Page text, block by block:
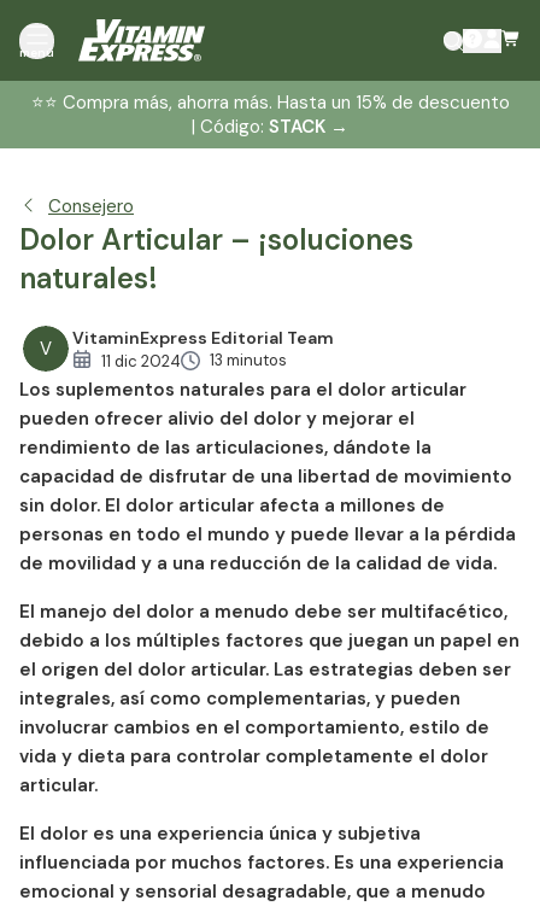
menú
⭐️⭐️ Compra más, ahorra más. Hasta un 15% de descuento
| Código: STACK →
Consejero
Dolor Articular – ¡soluciones
naturales!
V VitaminExpress Editorial Team
11 dic 2024 13 minutos
Los suplementos naturales para el dolor articular
pueden ofrecer alivio del dolor y mejorar el
rendimiento de las articulaciones, dándote la
capacidad de disfrutar de una libertad de movimiento
sin dolor. El dolor articular afecta a millones de
personas en todo el mundo y puede llevar a la pérdida
de movilidad y a una reducción de la calidad de vida.
El manejo del dolor a menudo debe ser multifacético,
debido a los múltiples factores que juegan un papel en
el origen del dolor articular. Las estrategias deben ser
integrales, así como complementarias, y pueden
involucrar cambios en el comportamiento, estilo de
vida y dieta para controlar completamente el dolor
articular.
El dolor es una experiencia única y subjetiva
influenciada por muchos factores. Es una experiencia
emocional y sensorial desagradable, que a menudo
Degeneración de las Articulaciones
Suplementos para el Dolor Articular Beneficios para la
Solución para el Dolor Articular #2 – Sulfato de
Condroitina
Solución para el Dolor Articular #3 – Colágeno
Solución para el Dolor Articular #5 –
Metilsulfonilmetano
Solución para el Dolor Articular #6 – Extracto de
Boswellia
Solución para el Dolor Articular #7 – Extracto de OPC
¿Quién debería usar suplementos para el dolor
Efectos secundarios y riesgos de los suplementos para
Interacciones de Suplementos para el Dolor Articular
Combinaciones de Suplementos para el Dolor Articular
¿Por qué tomar suplementos para el dolor articular?
Estudios y Referencias